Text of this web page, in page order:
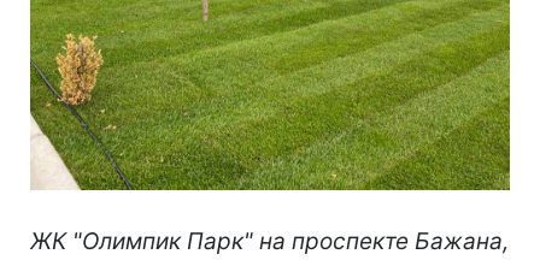
ЖК "Олимпик Парк" на проспекте Бажана,